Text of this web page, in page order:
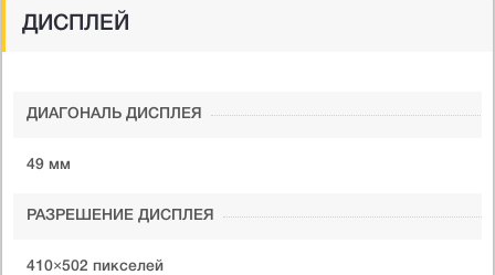
ДИСПЛЕЙ
ДИАГОНАЛЬ ДИСПЛЕЯ
49 мм
РАЗРЕШЕНИЕ ДИСПЛЕЯ
410×502 пикселей